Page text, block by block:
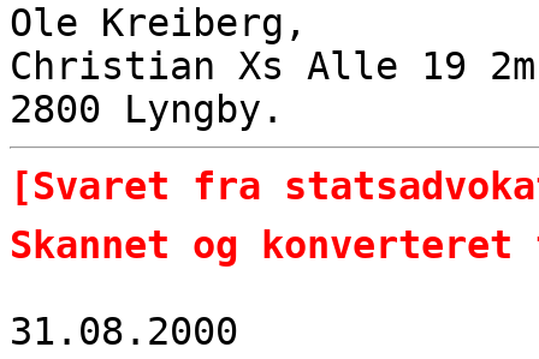
Ole Kreiberg,
Christian Xs Alle 19
2800 Lyngby.
[Svaret fra
Skannet og
31.08.2000